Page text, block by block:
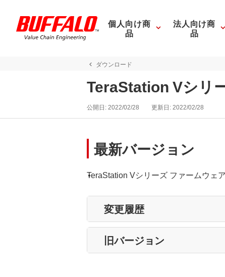
個人向け商
品
法人向け商
品
ダウンロード
TeraStation Vシリ
公開日:2022/02/28 更新日:2022/02/28
最新バージョン
TeraStation Vシリーズ ファームウェ
変更履歴
旧バージョン